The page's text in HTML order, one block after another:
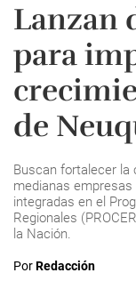
Lanzan
para
de
Buscan fortalecer la
medianas
integradas en el
Regionales
la Nación.
PorRedacción